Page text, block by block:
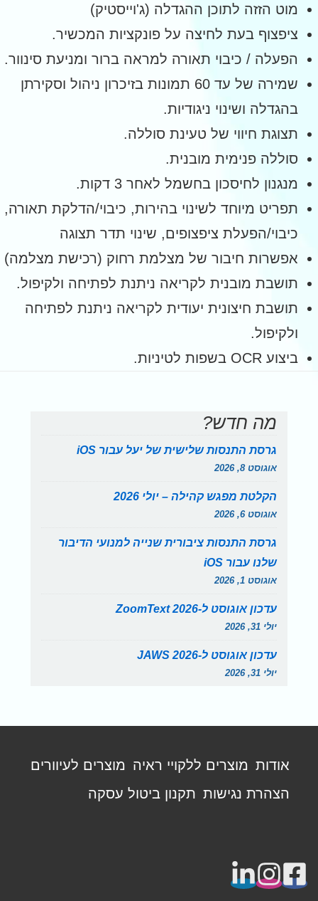
מוט הזזה לתוכן ההגדלה (ג'וייסטיק)
ציפצוף בעת לחיצה על פונקציות המכשיר.
הפעלה / כיבוי תאורה למראה ברור ומניעת סינוור.
שמירה של עד 60 תמונות בזיכרון ניהול וסקירתן
בהגדלה ושינוי ניגודיות.
תצוגת חיווי של טעינת סוללה.
סוללה פנימית מובנית.
מנגנון לחיסכון בחשמל לאחר 3 דקות.
תפריט מיוחד לשינוי בהירות, כיבוי/הדלקת תאורה,
כיבוי/הפעלת ציפצופים, שינוי תדר תצוגה
אפשרות חיבור של מצלמת רחוק (רכישת מצלמה)
תושבת מובנית לקריאה ניתנת לפתיחה ולקיפול.
תושבת חיצונית יעודית לקריאה ניתנת לפתיחה
ולקיפול.
ביצוע OCR בשפות לטיניות.
מה חדש?
גרסת התנסות שלישית של יעל עבור iOS
אוגוסט 8, 2026
הקלטת מפגש קהילה – יולי 2026
אוגוסט 6, 2026
גרסת התנסות ציבורית שנייה למנועי הדיבור
שלנו עבור iOS
אוגוסט 1, 2026
עדכון אוגוסט ל-ZoomText 2026
יולי 31, 2026
עדכון אוגוסט ל-JAWS 2026
יולי 31, 2026
תפריט
פוטר
אודות מוצרים ללקויי ראיה מוצרים לעיוורים
הצהרת נגישות תקנון ביטול עסקה